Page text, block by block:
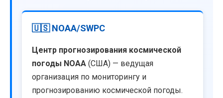
🇺🇸 NOAA/SWPC
Центр прогнозирования космической
погоды NOAA (США) — ведущая
организация по мониторингу и
прогнозированию космической погоды.